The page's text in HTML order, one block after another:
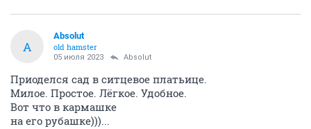
A
Absolut
old hamster
05 июля 2023 Absolut
Приоделся сад в ситцевое платьице.
Милое. Простое. Лёгкое. Удобное.
Вот что в кармашке
на его рубашке)))...